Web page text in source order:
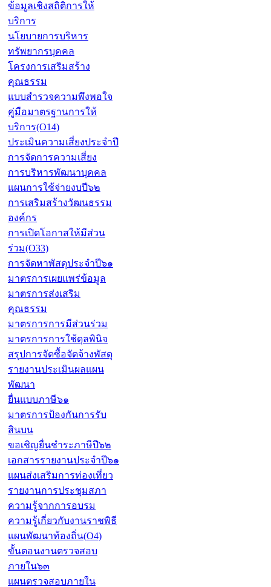
ข้อมูลเชิงสถิติการให้
บริการ
นโยบายการบริหาร
ทรัพยากรบุคคล
โครงการเสริมสร้าง
คุณธรรม
แบบสำรวจความพึงพอใจ
คู่มือมาตรฐานการให้
บริการ(O14)
ประเมินความเสี่ยงประจำปี
การจัดการความเสี่ยง
การบริหารพัฒนาบุคคล
แผนการใช้จ่ายงบปี๖๒
การเสริมสร้างวัฒนธรรม
องค์กร
การเปิดโอกาสให้มีส่วน
ร่วม(O33)
การจัดหาพัสดุประจำปี๖๑
มาตรการเผยแพร่ข้อมูล
มาตรการส่งเสริม
คุณธรรม
มาตรการการมีส่วนร่วม
มาตรการการใช้ดุลพินิจ
สรุปการจัดซื้อจัดจ้างพัสดุ
รายงานประเมินผลแผน
พัฒนา
ยื่นแบบภาษี๖๑
มาตรการป้องกันการรับ
สินบน
ขอเชิญยื่นชำระภาษีปี๖๒
เอกสารรายงานประจำปี๖๑
แผนส่งเสริมการท่องเที่ยว
รายงานการประชุมสภา
ความรู้จากการอบรม
ความรู้เกี่ยวกับงานราชพิธี
แผนพัฒนาท้องถิ่น(O4)
ขั้นตอนงานตรวจสอบ
ภายใน๖๓
แผนตรวจสอบภายใน